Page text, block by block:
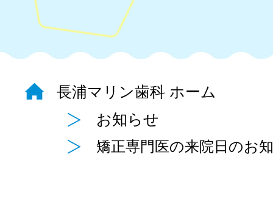
長浦マリン歯科 ホーム
お知らせ
矯正専門医の来院日のお